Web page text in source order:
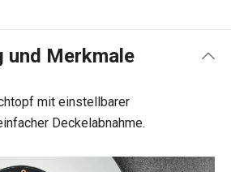
und Merkmale
mit einstellbarer
Deckelabnahme.